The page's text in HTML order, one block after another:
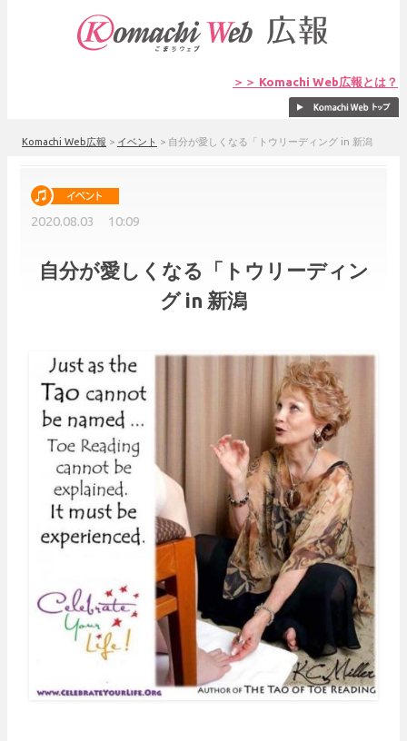
＞＞ Komachi Web広報とは？
Komachi Web広報 > イベント > 自分が愛しくなる「トウリーディング in 新潟
2020.08.03 10:09
自分が愛しくなる「トウリーディン
グ in 新潟